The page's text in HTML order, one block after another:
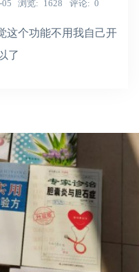
浏览 1628 评论 0
这个功能不用我自己开
了